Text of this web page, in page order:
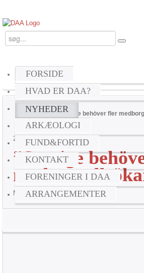
FORSIDE
HVAD ER DAA?
NYHEDER
ARKÆOLOGI
FUND&FORTID
KONTAKT
FORENINGER I DAA
ARRANGEMENTER
Home Nyheder”Sverige behöver fler
Udskriv
24
marts 2026
”Sverige
med
Nyt fra Sverige